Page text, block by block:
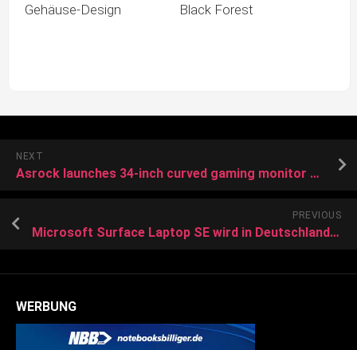
Gehäuse-Design
Black Forest
NEXT
Asrock launches 34-inch curved gaming monitor with built-in Wi-Fi antenna
PREVIOUS
Microsoft Surface Laptop SE wird in Deutschland verfügbar
WERBUNG